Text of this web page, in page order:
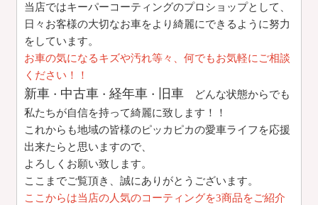
当店ではキーパーコーティングのプロショップとして、
日々お客様の大切なお車をより綺麗にできるように努力
をしています。
お車の気になるキズや汚れ等々、何でもお気軽にご相談
ください！！
新車 ・ 中古車 ・経年車 ・ 旧車 どんな状態からでも
私たちが自信を持って綺麗に致します！！
これからも地域の皆様のピッカピカの愛車ライフを応援
出来たらと思いますので、
よろしくお願い致します。
ここまでご覧頂き、誠にありがとうございます。
ここからは当店の人気のコーティングを3商品をご紹介